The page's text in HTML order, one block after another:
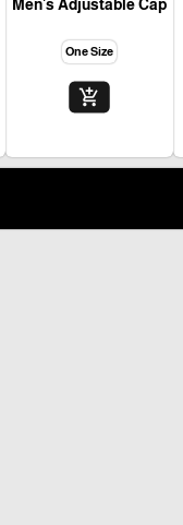
Men's Adjustable Cap
One Size
add_shopping_cart